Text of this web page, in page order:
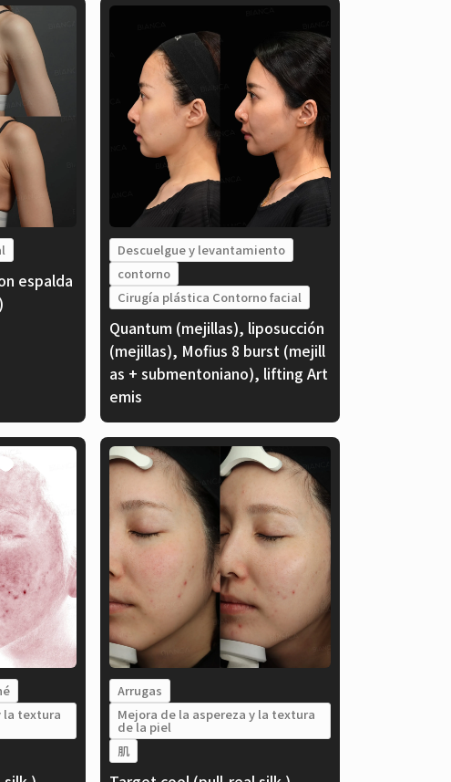
espalda
Descuelgue y levantamiento
contorno
Cirugía plástica Contorno facial
Quantum (mejillas), liposucción
(mejillas), Mofius 8 burst (mejill
as + submentoniano), lifting Art
emis
la textura
Arrugas
Mejora de la aspereza y la textura
de la piel
肌